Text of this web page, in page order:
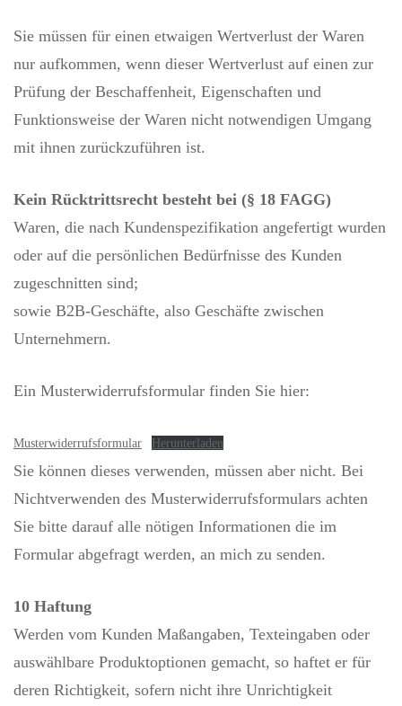
Sie müssen für einen etwaigen Wertverlust der Waren
nur aufkommen, wenn dieser Wertverlust auf einen zur
Prüfung der Beschaffenheit, Eigenschaften und
Funktionsweise der Waren nicht notwendigen Umgang
mit ihnen zurückzuführen ist.
Kein Rücktrittsrecht besteht bei (§ 18 FAGG)
Waren, die nach Kundenspezifikation angefertigt wurden
oder auf die persönlichen Bedürfnisse des Kunden
zugeschnitten sind;
sowie B2B-Geschäfte, also Geschäfte zwischen
Unternehmern.
Ein Musterwiderrufsformular finden Sie hier:
Musterwiderrufsformular Herunterladen
Sie können dieses verwenden, müssen aber nicht. Bei
Nichtverwenden des Musterwiderrufsformulars achten
Sie bitte darauf alle nötigen Informationen die im
Formular abgefragt werden, an mich zu senden.
10 Haftung
Werden vom Kunden Maßangaben, Texteingaben oder
auswählbare Produktoptionen gemacht, so haftet er für
deren Richtigkeit, sofern nicht ihre Unrichtigkeit